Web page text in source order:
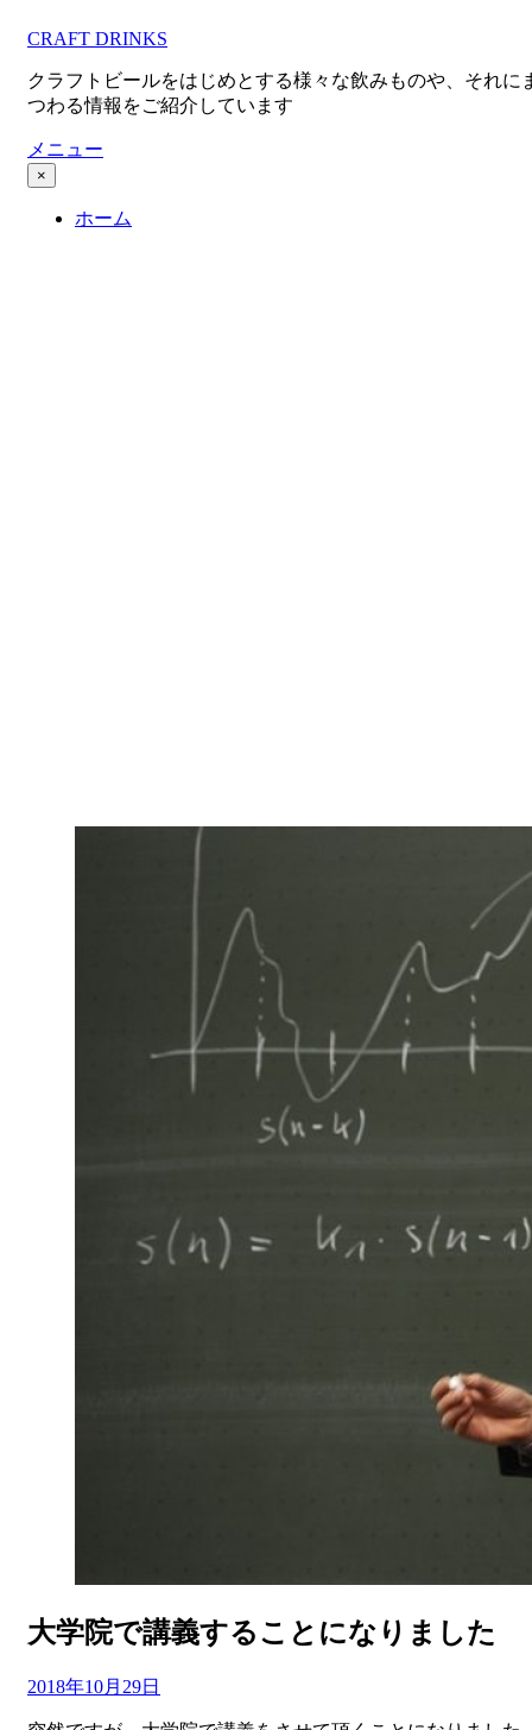
CRAFT DRINKS
クラフトビールをはじめとする様々な飲みものや、それに
つわる情報をご紹介しています
メニュー
×
ホーム
大学院で講義することになりました
投稿者master
投
2018年10月29日